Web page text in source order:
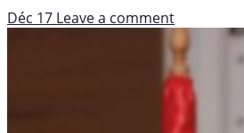
Déc 17 Leave a comment